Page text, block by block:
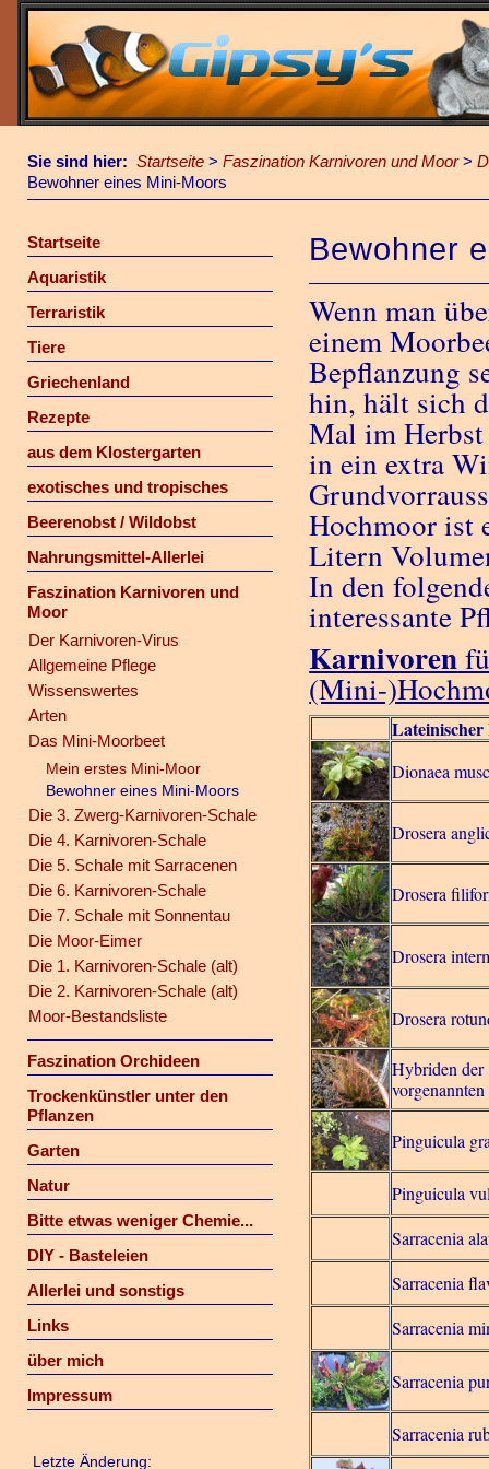
Sie sind hier: Startseite > Faszination Karnivoren und Moor>
Bewohner eines Mini-Moors
Startseite
Aquaristik
Terraristik
Tiere
Griechenland
Rezepte
aus dem Klostergarten
exotisches und tropisches
Beerenobst / Wildobst
Nahrungsmittel-Allerlei
Faszination Karnivoren und
Moor
Der Karnivoren-Virus
Allgemeine Pflege
Wissenswertes
Arten
Das Mini-Moorbeet
Mein erstes Mini-Moor
Bewohner eines Mini-Moors
Die 3. Zwerg-Karnivoren-Schale
Die 4. Karnivoren-Schale
Die 5. Schale mit Sarracenen
Die 6. Karnivoren-Schale
Die 7. Schale mit Sonnentau
Die Moor-Eimer
Die 1. Karnivoren-Schale (alt)
Die 2. Karnivoren-Schale (alt)
Moor-Bestandsliste
Faszination Orchideen
Trockenkünstler unter den
Pflanzen
Garten
Natur
Bitte etwas weniger Chemie...
DIY - Basteleien
Allerlei und sonstigs
Links
über mich
Impressum
Letzte Änderung:
Bewohner
Wenn man
einem
Bepflanzung
hin, hält sich
Mal im Herbst
in ein extra
Hochmoor ist
Litern
In den
interessante
Karnivoren
(Mini-
Lateinischer
Dionaea
Drosera
Drosera
Drosera
Drosera
Hybriden der
Pinguicula
Pinguicula
Sarracenia
Sarracenia
Sarracenia
Sarracenia
Sarracenia